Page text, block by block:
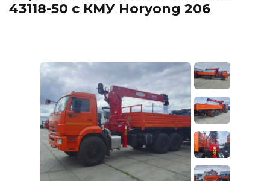
43118-50 с КМУ Horyong 206